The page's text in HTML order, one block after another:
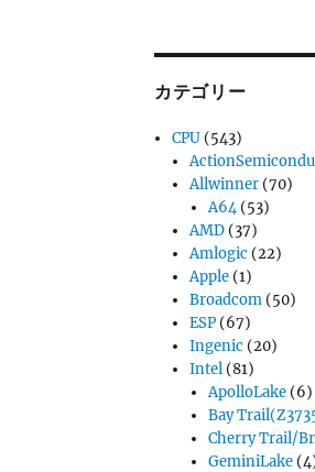
カテゴリー
CPU (543)
Allwinner (70)
A64(53)
AMD (37)
Amlogic (22)
Apple (1)
Broadcom (50)
ESP (67)
Ingenic (20)
Intel (81)
ApolloLake(6)
Bay
Cherry Trail/
GeminiLake